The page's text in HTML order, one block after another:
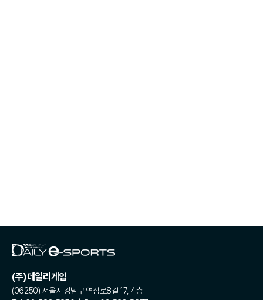
(주)데일리게임
(06250) 서울시 강남구 역삼로8길 17, 4층